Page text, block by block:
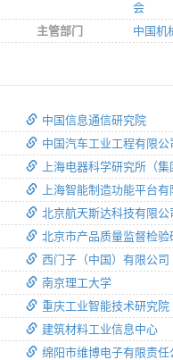
会
主管部门
中国机
中国信息通信研究院
中国汽车工业工程有限公
上海电器科学研究所（
上海智能制造功能平台有
北京航天斯达科技有限公
北京市产品质量监督检验
西门子（中国）有限公司
南京理工大学
重庆工业智能技术研究院
建筑材料工业信息中心
绵阳市维博电子有限责任